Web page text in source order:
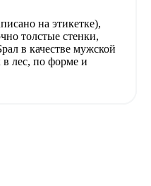
на этикетке),
толстые стенки,
в качестве мужской
в лес, по форме и